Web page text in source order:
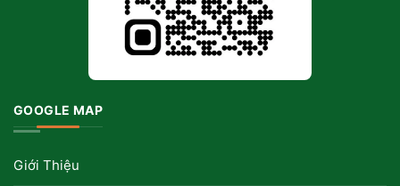
GOOGLE MAP
Giới Thiệu